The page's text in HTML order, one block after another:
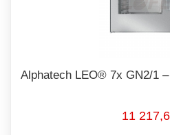
Alphatech LEO® 7x GN2/1
11